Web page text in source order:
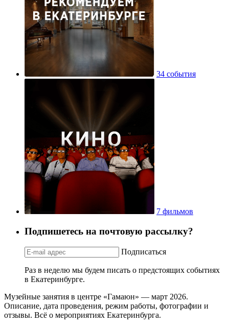
34 события
7 фильмов
Подпишетесь на почтовую рассылку?
Подписаться
Раз в неделю мы будем писать о предстоящих событиях
в Екатеринбурге.
Музейные занятия в центре «Гамаюн» — март 2026.
Описание, дата проведения, режим работы, фотографии и
отзывы. Всё о мероприятиях Екатеринбурга.